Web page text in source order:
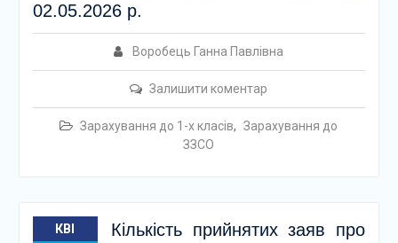
02.05.2026 р.
Воробець Ганна Павлівна
Залишити коментар
Зарахування до 1-х класів, Зарахування до
ЗЗСО
КВІ
Кількість прийнятих заяв про